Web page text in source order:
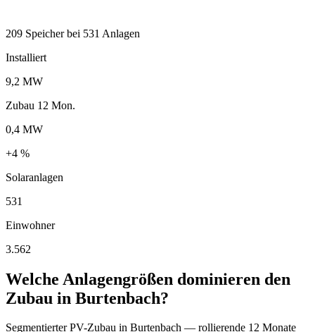
209 Speicher bei 531 Anlagen
Installiert
9,2 MW
Zubau 12 Mon.
0,4 MW
+4 %
Solaranlagen
531
Einwohner
3.562
Welche Anlagengrößen dominieren den
Zubau in Burtenbach?
Segmentierter PV-Zubau in Burtenbach — rollierende 12 Monate